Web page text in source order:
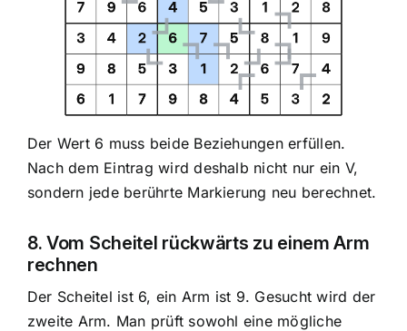
Der Wert 6 muss beide Beziehungen erfüllen.
Nach dem Eintrag wird deshalb nicht nur ein V,
sondern jede berührte Markierung neu berechnet.
8. Vom Scheitel rückwärts zu einem Arm
rechnen
Der Scheitel ist 6, ein Arm ist 9. Gesucht wird der
zweite Arm. Man prüft sowohl eine mögliche